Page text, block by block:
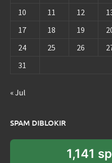
10
11 12
17
18 19
24
25 26
31
« Jul
SPAM DIBLOKIR
1,141